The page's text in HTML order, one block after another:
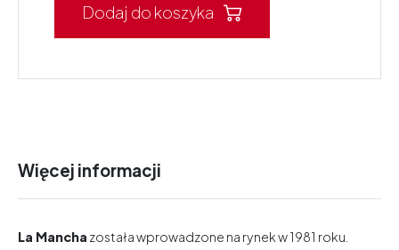
Dodaj do koszyka
Więcej informacji
La Mancha została wprowadzone na rynek w 1981 roku.